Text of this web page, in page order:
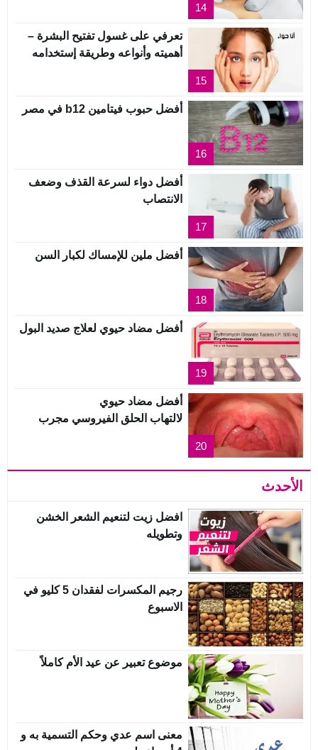
14
15
تعرفي على غسول تفتيح البشرة –
أهميته وأنواعه وطريقة إستخدامه
16
أفضل حبوب فيتامين b12 في مصر
17
أفضل دواء لسرعة القذف وضعف
الانتصاب
18
أفضل ملين للإمساك لكبار السن
19
أفضل مضاد حيوي لعلاج صديد البول
20
أفضل مضاد حيوي
لالتهاب الحلق الفيروسي مجرب
الأحدث
افضل زيت لتنعيم الشعر الخشن
وتطويله
رجيم المكسرات لفقدان 5 كليو في
الاسبوع
موضوع تعبير عن عيد الأم كاملاً
معنى اسم عدي وحكم التسمية به و